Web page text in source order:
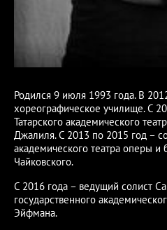
Родился 9 июля 1993 года. В
хореографическое училище. С
Татарского академического
Джалиля. С 2013 по 2015 год –
академического театра оперы и
Чайковского.
С 2016 года – ведущий солист
государственного
Эйфмана.